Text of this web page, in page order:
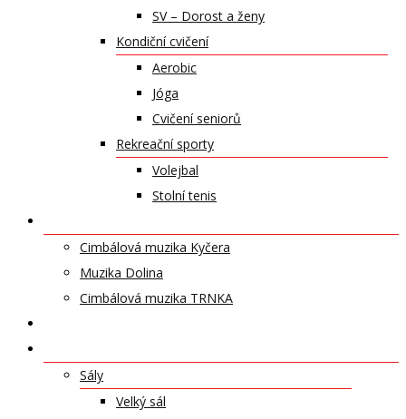
SV – Dorost a ženy
Kondiční cvičení
Aerobic
Jóga
Cvičení seniorů
Rekreační sporty
Volejbal
Stolní tenis
Cimbálová muzika Kyčera
Muzika Dolina
Cimbálová muzika TRNKA
Sály
Velký sál